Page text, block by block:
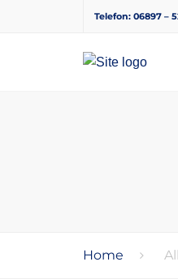
Telefon: 06897 –
Home